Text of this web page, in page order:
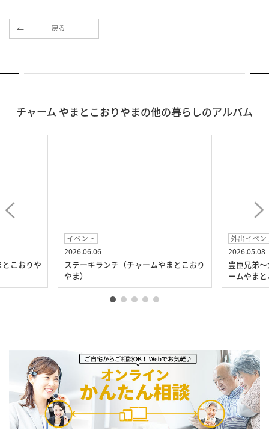
戻る
チャーム やまとこおりやまの他の暮らしのアルバム
こおりや
イベント
2026.06.06
ステーキランチ（チャームやまとこおり
やま）
外出イベン
2026.05.08
豊臣兄弟
ームやま